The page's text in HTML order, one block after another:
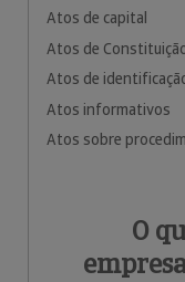
Atos de capital
Atos de
Atos de
Atos informativos
Atos sobre
O